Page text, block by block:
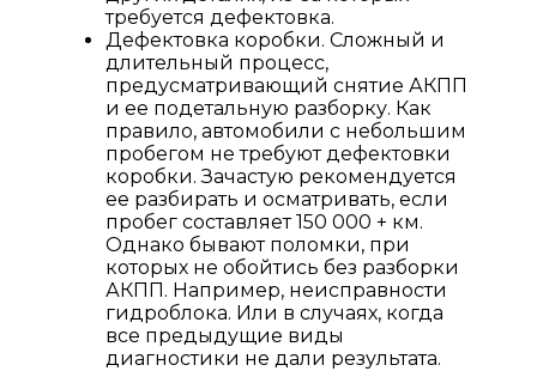
требуется дефектовка.
Дефектовка коробки. Сложный и
длительный процесс,
предусматривающий снятие АКПП
и ее подетальную разборку. Как
правило, автомобили с небольшим
пробегом не требуют дефектовки
коробки. Зачастую рекомендуется
ее разбирать и осматривать, если
пробег составляет 150 000 + км.
Однако бывают поломки, при
которых не обойтись без разборки
АКПП. Например, неисправности
гидроблока. Или в случаях, когда
все предыдущие виды
диагностики не дали результата.